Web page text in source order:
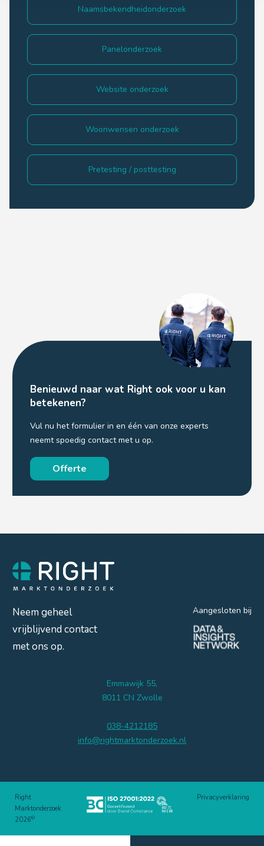
Naamsbekendheidonderzoek
Panelonderzoek
Website onderzoek
Woonwensen onderzoek
Pretesting / posttesting
Benieuwd naar wat Right ook voor u kan
betekenen?
Vul nu het formulier in en één van onze experts
neemt spoedig contact met u op.
Offerte
Neem geheel
vrijblijvend contact
met ons op.
Aangesloten bij
Emmawijk 55,
8011 CN Zwolle
038-4212185
info@rightmarktonderzoek.nl
Right
Marktonderzoek
2026©
Privacyverklaring